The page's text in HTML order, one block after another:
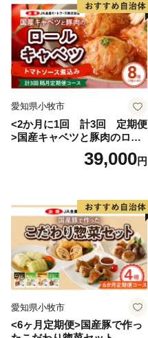
愛知県小牧市
<2か月に1回 計3回 定期便
>国産キャベツと豚肉のロー
ルキャベツ（4P入り）
39,000円
愛知県小牧市
<6ヶ月定期便>国産豚で作っ